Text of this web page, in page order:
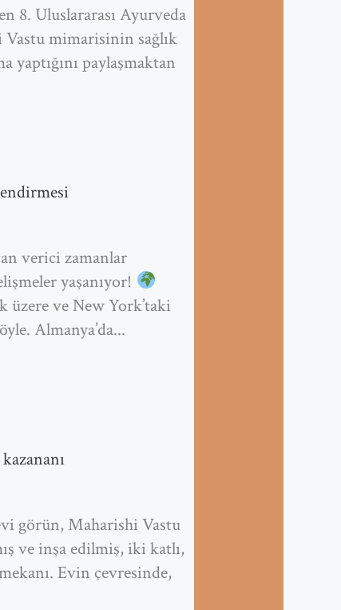
8. Uluslararası Ayurveda
Vastu mimarisinin sağlık
yaptığını paylaşmaktan
verici zamanlar
yaşanıyor!
üzere ve New York’taki
Almanya’da...
görün, Maharishi Vastu
ve inşa edilmiş, iki katlı,
Evin çevresinde,